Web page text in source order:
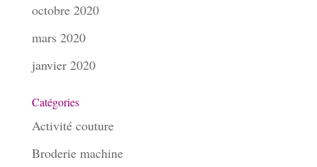
octobre 2020
mars 2020
janvier 2020
Catégories
Activité couture
Broderie machine